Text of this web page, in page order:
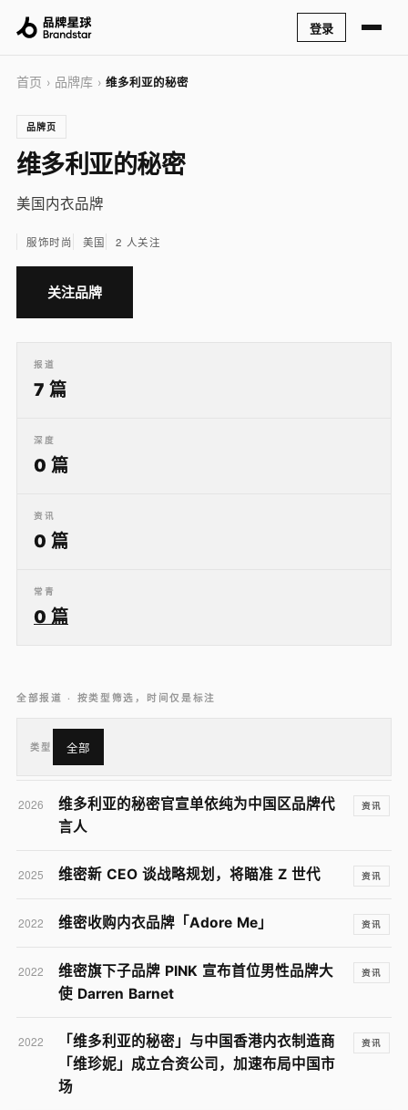
登录
首页 › 品牌库 › 维多利亚的秘密
品牌页
维多利亚的秘密
美国内衣品牌
服饰时尚 美国 2 人关注
关注品牌
报道
7 篇
深度
0 篇
资讯
0 篇
常青
0 篇
全部报道 · 按类型筛选，时间仅是标注
类型 全部
2026
维多利亚的秘密官宣单依纯为中国区品牌代
言人
资讯
2025 维密新 CEO 谈战略规划，将瞄准 Z 世代 资讯
2022 维密收购内衣品牌「Adore Me」 资讯
2022
维密旗下子品牌 PINK 宣布首位男性品牌大
使 Darren Barnet
资讯
2022
「维多利亚的秘密」与中国香港内衣制造商
「维珍妮」成立合资公司，加速布局中国市
场
资讯